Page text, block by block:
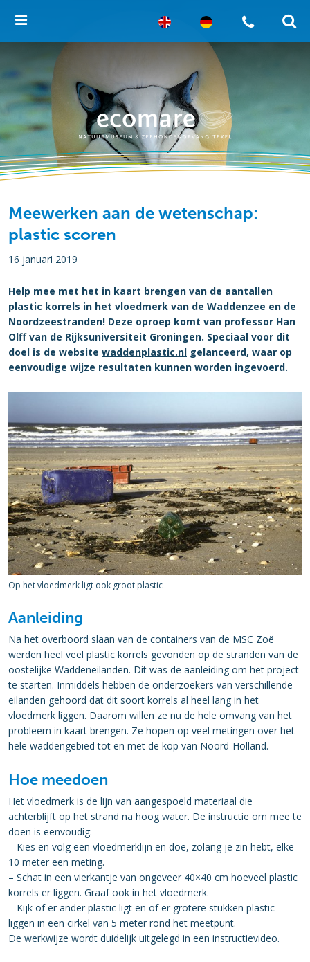
Meewerken aan de wetenschap:
plastic scoren
16 januari 2019
Help mee met het in kaart brengen van de aantallen
plastic korrels in het vloedmerk van de Waddenzee en de
Noordzeestranden! Deze oproep komt van professor Han
Olff van de Rijksuniversiteit Groningen. Speciaal voor dit
doel is de website waddenplastic.nl gelanceerd, waar op
eenvoudige wijze resultaten kunnen worden ingevoerd.
Op het vloedmerk ligt ook groot plastic
Aanleiding
Na het overboord slaan van de containers van de MSC Zoë
werden heel veel plastic korrels gevonden op de stranden van de
oostelijke Waddeneilanden. Dit was de aanleiding om het project
te starten. Inmiddels hebben de onderzoekers van verschillende
eilanden gehoord dat dit soort korrels al heel lang in het
vloedmerk liggen. Daarom willen ze nu de hele omvang van het
probleem in kaart brengen. Ze hopen op veel metingen over het
hele waddengebied tot en met de kop van Noord-Holland.
Hoe meedoen
Het vloedmerk is de lijn van aangespoeld materiaal die
achterblijft op het strand na hoog water. De instructie om mee te
doen is eenvoudig:
– Kies en volg een vloedmerklijn en doe, zolang je zin hebt, elke
10 meter een meting.
– Schat in een vierkantje van ongeveer 40×40 cm hoeveel plastic
korrels er liggen. Graaf ook in het vloedmerk.
– Kijk of er ander plastic ligt en of er grotere stukken plastic
liggen in een cirkel van 5 meter rond het meetpunt.
De werkwijze wordt duidelijk uitgelegd in een instructievideo.